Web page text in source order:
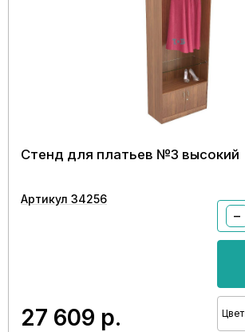
Стенд для платьев №3 высокий
Артикул 34256
27 609 р.
−
Цвет